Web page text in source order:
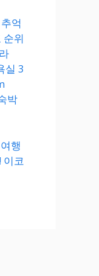
억
순위
실 3
박
행
이코